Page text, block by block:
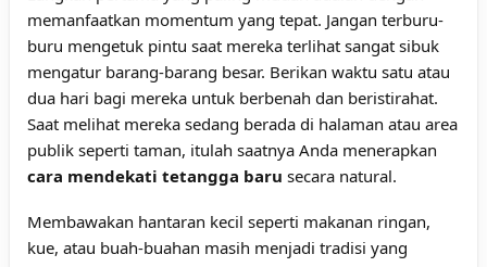
memanfaatkan momentum yang tepat. Jangan terburu-
buru mengetuk pintu saat mereka terlihat sangat sibuk
mengatur barang-barang besar. Berikan waktu satu atau
dua hari bagi mereka untuk berbenah dan beristirahat.
Saat melihat mereka sedang berada di halaman atau area
publik seperti taman, itulah saatnya Anda menerapkan
cara mendekati tetangga baru secara natural.
Membawakan hantaran kecil seperti makanan ringan,
kue, atau buah-buahan masih menjadi tradisi yang